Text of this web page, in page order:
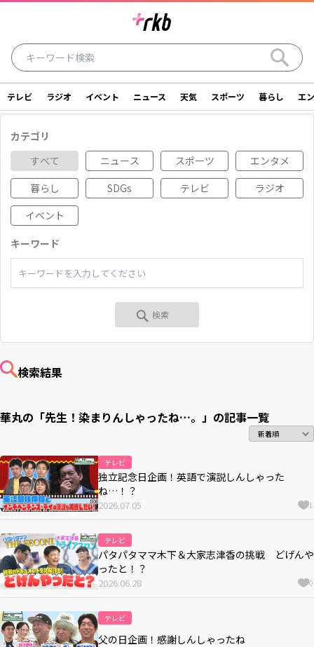
テレビ ラジオ イベント ニュース
天気 スポーツ 暮らし エンタメ
SDGs アナウンサー ライター シリーズ
ご意見・お問い合わせ
関連会社
テレビ ラジオ イベント ニュース 天気 スポーツ 暮らし エ
カテゴリ
すべて
ニュース スポーツ
エンタメ
暮らし
SDGs テレビ
ラジオ
イベント
キーワード
検索結果
華丸の「先生！染まりんしゃったね…。」の記事一覧
テレビ
独立記念日企画！英語で演説しんしゃった
ね…！？
2026.07.05 1
テレビ
パタパタママ木下＆大家志津香の挑戦 どげんや
ったと！？
2026.06.28 0
テレビ
父の日企画！感謝しんしゃったね